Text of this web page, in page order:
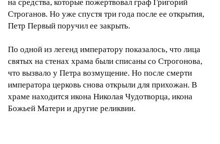
на средства, которые пожертвовал граф Григорий
Строганов. Но уже спустя три года после ее открытия,
Петр Первый поручил ее закрыть.
По одной из легенд императору показалось, что лица
святых на стенах храма были списаны со Строгонова,
что вызвало у Петра возмущение. Но после смерти
императора церковь снова открыли для прихожан. В
храме находится икона Николая Чудотворца, икона
Божьей Матери и другие реликвии.